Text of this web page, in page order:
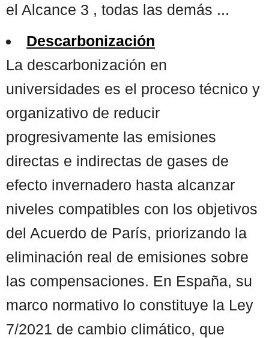
el Alcance 3 , todas las demás ...
Descarbonización
La descarbonización en
universidades es el proceso técnico y
organizativo de reducir
progresivamente las emisiones
directas e indirectas de gases de
efecto invernadero hasta alcanzar
niveles compatibles con los objetivos
del Acuerdo de París, priorizando la
eliminación real de emisiones sobre
las compensaciones. En España, su
marco normativo lo constituye la Ley
7/2021 de cambio climático, que